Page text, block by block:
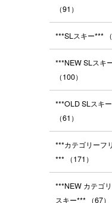
（91）
***SLスキー***
***NEW SLスキ
（100）
***OLD SLスキ
（61）
***カテゴリーフ
*** （171）
***NEW カテゴ
スキー*** （67）